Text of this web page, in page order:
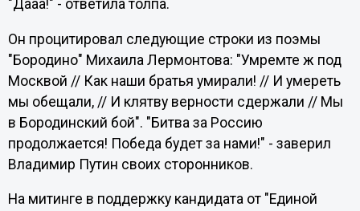
"Дааа!" - ответила толпа.
Он процитировал следующие строки из поэмы
"Бородино" Михаила Лермонтова: "Умремте ж под
Москвой // Как наши братья умирали! // И умереть
мы обещали, // И клятву верности сдержали // Мы
в Бородинский бой". "Битва за Россию
продолжается! Победа будет за нами!" - заверил
Владимир Путин своих сторонников.
На митинге в поддержку кандидата от "Единой